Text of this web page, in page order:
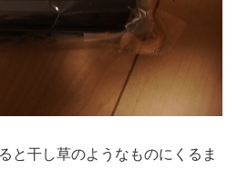
と干し草のようなものにくるま